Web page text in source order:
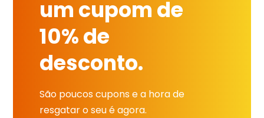
um cupom de
10% de
desconto.
São poucos cupons e a hora de
resgatar o seu é agora.